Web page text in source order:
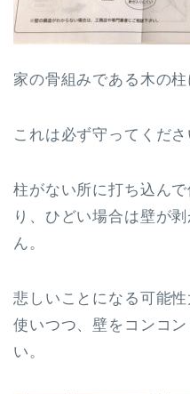
家の骨組みである木の
これは必ず守ってくださ
柱がない所に打ち込ん
り、ひどい場合は壁が
ん。
悲しいことになる可能
使いつつ、壁をコンコ
い。